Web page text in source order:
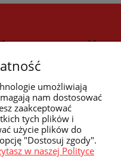
linki
umożliwiają
nam dostosować
zaakceptować
tych plików i
użycie plików do
"Dostosuj zgody".
w naszej Polityce